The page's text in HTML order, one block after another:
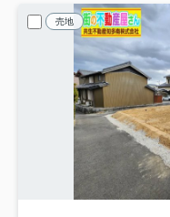
売地